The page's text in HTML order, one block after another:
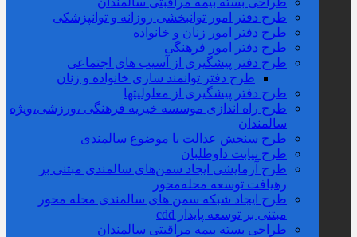
طرح دفتر امور توانبخشی روزانه و توانپزشکی
طرح دفتر امور زنان و خانواده
طرح دفتر امور فرهنگی
طرح دفتر پیشگیری از آسیب های اجتماعی
طرح دفتر توانمند سازی خانواده و زنان
طرح دفتر پیشگیری از معلولیتها
طرح راه اندازی موسسه خیریه فرهنگی ،ورزشی،ویژه
سالمندان
طرح سنجش عدالت با موضوع سالمندی
طرح نیابت داوطلبان
طرح آزمایشی ایجاد سمن‌های سالمندی مبتنی بر
رهیافت توسعه محله‌‌محور
طرح ایجاد شبکه سمن های سالمندی محله محور
مبتنی بر توسعه پایدار cdd
طراحی بسته بیمه مراقبتی سالمندان